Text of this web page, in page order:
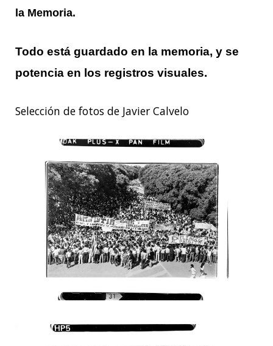
la Memoria.
Todo está guardado en la memoria, y se
potencia en los registros visuales.
Selección de fotos de Javier Calvelo